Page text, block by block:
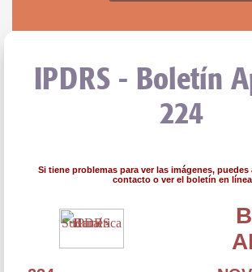
IPDRS - Boletín
224